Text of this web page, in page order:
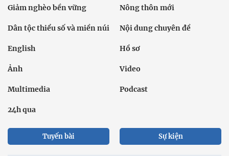
Giảm nghèo bền vững Nông thôn mới
Dân tộc thiểu số và miền núi Nội dung chuyên đề
English Hồ sơ
Ảnh Video
Multimedia Podcast
24h qua
Tuyến bài Sự kiện